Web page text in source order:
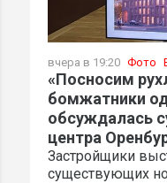
вчера в 19:20 Фото
«Посносим
бомжатники
обсуждалась
центра
Застройщики
существующих